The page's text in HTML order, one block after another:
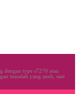
dengan type s7270 atau
masalah yang aneh, saat